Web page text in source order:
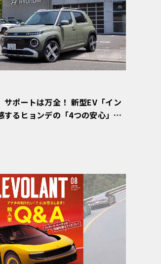
サポートは万全！ 新型EV「イン
るヒョンデの「4つの安心」
デ6つの疑問：Why? Hyunda